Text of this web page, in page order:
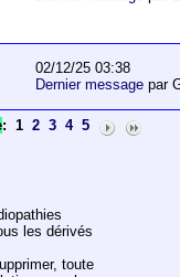
02/12/25 03:38
Dernier messagepar
: 1 2 3 4 5
les dérivés
toute